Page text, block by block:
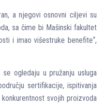
a njegovi osnovni ciljevi su
sa čime bi Mašinski fakultet
i imao višestruke benefite“,
ogledaju u pružanju usluga
sertifikacije, ispitivanja
svojih proizvoda